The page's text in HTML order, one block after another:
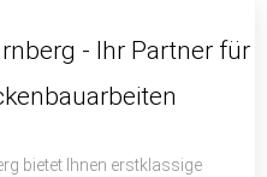
- Ihr Partner für
bietet Ihnen erstklassige